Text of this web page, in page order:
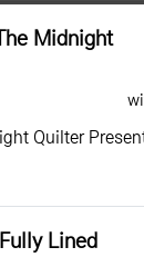
Midnight
등
Quilter
Lined